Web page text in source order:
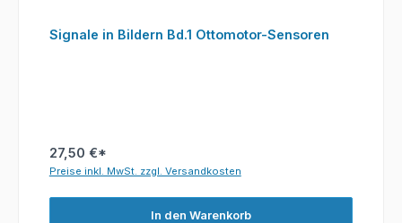
Signale in Bildern Bd.1 Ottomotor-Sensoren
27,50 €*
Preise inkl. MwSt. zzgl. Versandkosten
In den Warenkorb